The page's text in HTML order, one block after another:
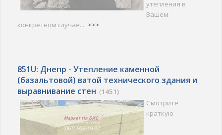
утепления в
Вашем
конкретном случае... >>>
851U: Днепр - Утепление каменной
(базальтовой) ватой технического здания и
выравнивание стен (1451)
Смотрите
краткую